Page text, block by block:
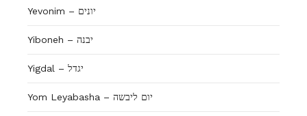
Yevonim – יונים
Yiboneh – יבנה
Yigdal – יגדל
Yom Leyabasha – יום ליבשה